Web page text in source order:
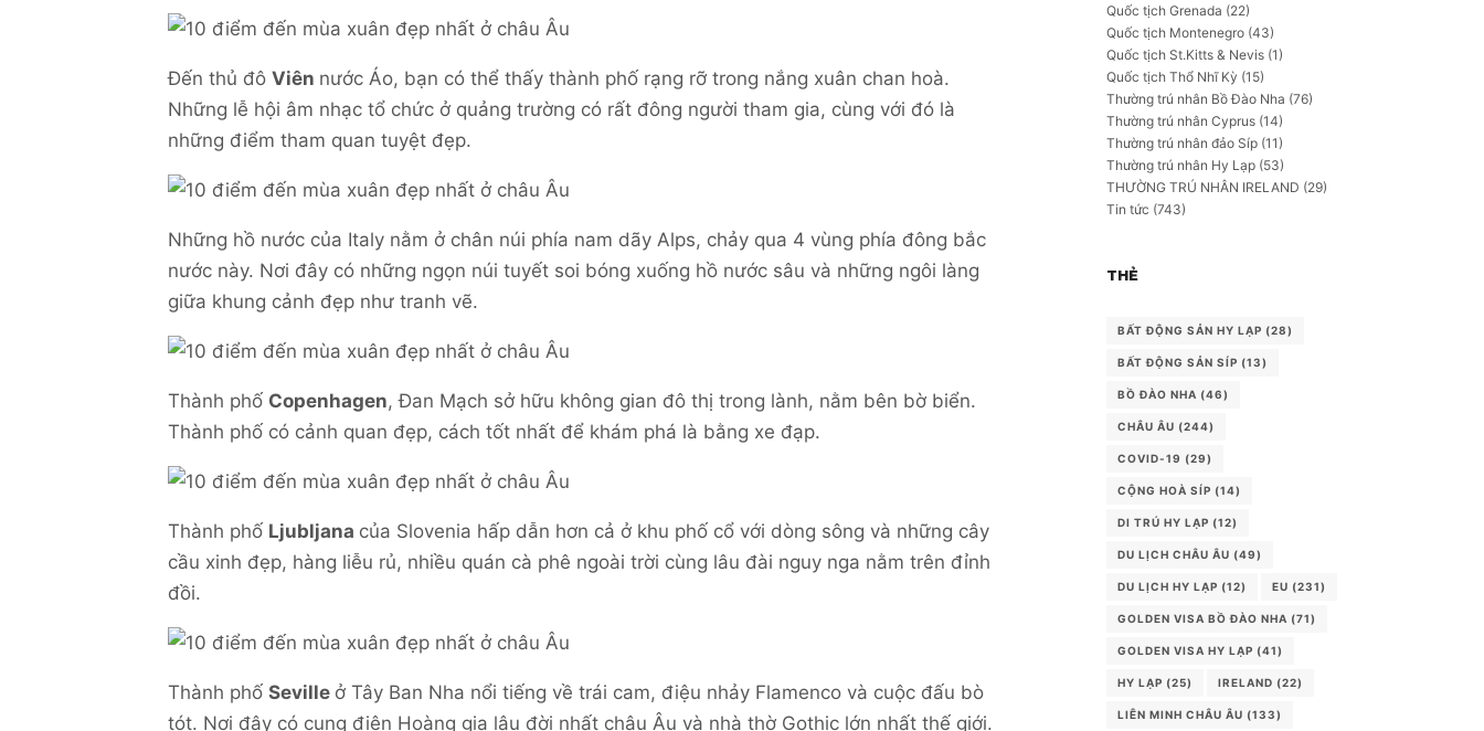
Đến thủ đô Viên nước Áo, bạn có thể thấy thành phố rạng rỡ trong nắng xuân chan hoà.
Những lễ hội âm nhạc tổ chức ở quảng trường có rất đông người tham gia, cùng với đó là
những điểm tham quan tuyệt đẹp.
Những hồ nước của Italy nằm ở chân núi phía nam dãy Alps, chảy qua 4 vùng phía đông bắc
nước này. Nơi đây có những ngọn núi tuyết soi bóng xuống hồ nước sâu và những ngôi làng
giữa khung cảnh đẹp như tranh vẽ.
Thành phố Copenhagen, Đan Mạch sở hữu không gian đô thị trong lành, nằm bên bờ biển.
Thành phố có cảnh quan đẹp, cách tốt nhất để khám phá là bằng xe đạp.
Thành phố Ljubljana của Slovenia hấp dẫn hơn cả ở khu phố cổ với dòng sông và những cây
cầu xinh đẹp, hàng liễu rủ, nhiều quán cà phê ngoài trời cùng lâu đài nguy nga nằm trên đỉnh
đồi.
Thành phố Seville ở Tây Ban Nha nổi tiếng về trái cam, điệu nhảy Flamenco và cuộc đấu bò
tót. Nơi đây có cung điện Hoàng gia lâu đời nhất châu Âu và nhà thờ Gothic lớn nhất thế giới.
Quốc tịch Grenada (22)
Quốc tịch Montenegro (43)
Quốc tịch St.Kitts & Nevis (1)
Quốc tịch Thổ Nhĩ Kỳ (15)
Thường trú nhân Bồ Đào Nha (76)
Thường trú nhân Cyprus (14)
Thường trú nhân đảo Síp (11)
Thường trú nhân Hy Lạp (53)
THƯỜNG TRÚ NHÂN IRELAND (29)
Tin tức (743)
THẺ
BẤT ĐỘNG SẢN HY LẠP (28)
BẤT ĐỘNG SẢN SÍP (13)
BỒ ĐÀO NHA (46)
CHÂU ÂU (244)
COVID-19 (29)
CỘNG HOÀ SÍP (14)
DI TRÚ HY LẠP (12)
DU LỊCH CHÂU ÂU (49)
DU LỊCH HY LẠP (12) EU (231)
GOLDEN VISA BỒ ĐÀO NHA (71)
GOLDEN VISA HY LẠP (41)
HY LẠP (25) IRELAND (22)
LIÊN MINH CHÂU ÂU (133)